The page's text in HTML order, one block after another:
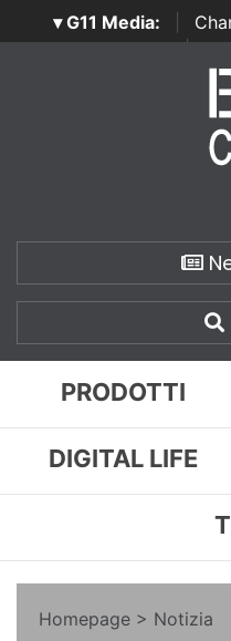
▾ G11 Media:
SecurityOpenLab |
PRODOTTI
DIGITAL LIFE
Homepage > Notizia